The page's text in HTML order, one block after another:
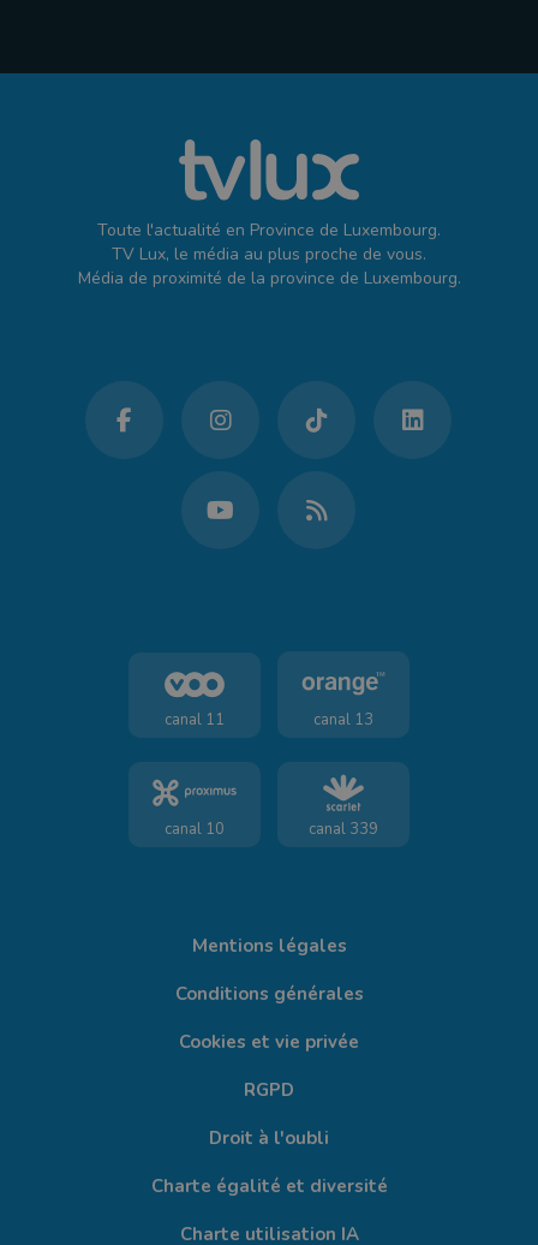
Toute l'actualité en Province de Luxembourg.
TV Lux, le média au plus proche de vous.
Média de proximité de la province de Luxembourg.
canal 11 canal 13
canal 10 canal 339
Mentions légales
Conditions générales
Cookies et vie privée
RGPD
Droit à l'oubli
Charte égalité et diversité
Charte utilisation IA